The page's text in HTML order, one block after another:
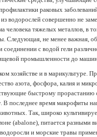
раковых
водорослей совершенно не
человека тяжелых металлов, в
Следующая, не менее важная,
с водой гели
промышленности до
хозяйстве и в марикультуре.
азота, фосфора, калия и
быстрому прорастанию
последнее время макрофиты
Так, широко
(abalone), питается разными
и морские травы